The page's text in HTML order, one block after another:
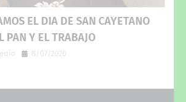
EL DIA DE SAN CAYETANO
PAN Y EL TRABAJO
8/07/2026